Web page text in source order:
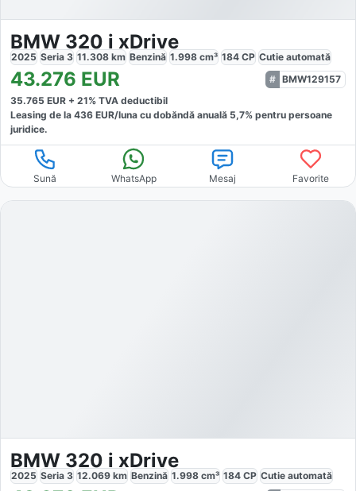
BMW 320 i xDrive
2025 Seria 3 11.308 km Benzină 1.998 cm³ 184 CP Cutie automată
43.276 EUR
BMW129157
35.765 EUR + 21% TVA deductibil
Leasing de la 436 EUR/luna cu dobăndă anuală 5,7% pentru persoane
juridice.
Sună WhatsApp Mesaj Favorite
BMW 320 i xDrive
2025 Seria 3 12.069 km Benzină 1.998 cm³ 184 CP Cutie automată